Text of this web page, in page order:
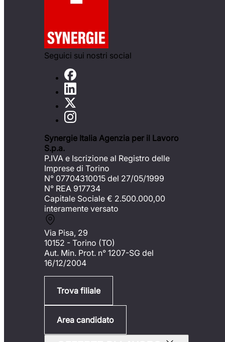
Seguici sui nostri social
Synergie Italia Agenzia per il Lavoro
S.p.a.
P.IVA e Iscrizione al Registro delle
Imprese di Torino
N° 07704310015 del 27/05/1999
N° REA 917734
Capitale Sociale € 2.500.000,00
interamente versato
Via Pisa, 29
10152 - Torino (TO)
Aut. Min. Prot. n° 1207-SG del
16/12/2004
Trova filiale
Area candidato